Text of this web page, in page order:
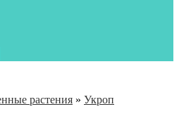
растения » Укроп